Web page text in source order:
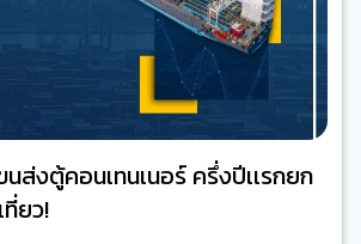
ส่งตู้คอนเทนเนอร์ ครึ่งปีเเรกยก
ที่ยว!